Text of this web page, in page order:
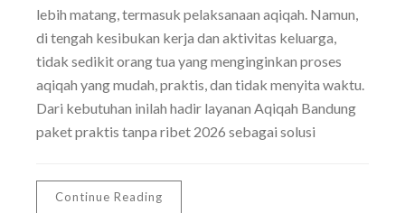
lebih matang, termasuk pelaksanaan aqiqah. Namun,
di tengah kesibukan kerja dan aktivitas keluarga,
tidak sedikit orang tua yang menginginkan proses
aqiqah yang mudah, praktis, dan tidak menyita waktu.
Dari kebutuhan inilah hadir layanan Aqiqah Bandung
paket praktis tanpa ribet 2026 sebagai solusi
Continue Reading